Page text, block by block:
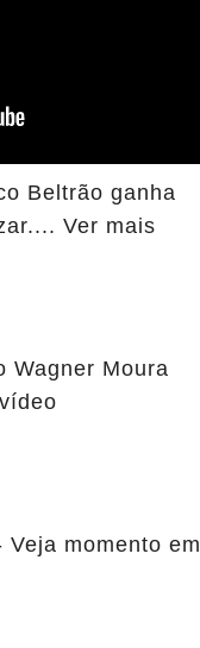
Beltrão ganha
Ver mais
Wagner Moura
Veja momento em